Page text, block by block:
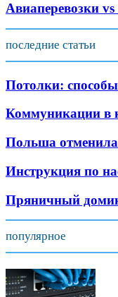
Авиаперевозки
последние статьи
Потолки:
Коммуникации в
Польша отменила
Инструкция по
Пряничный
популярное